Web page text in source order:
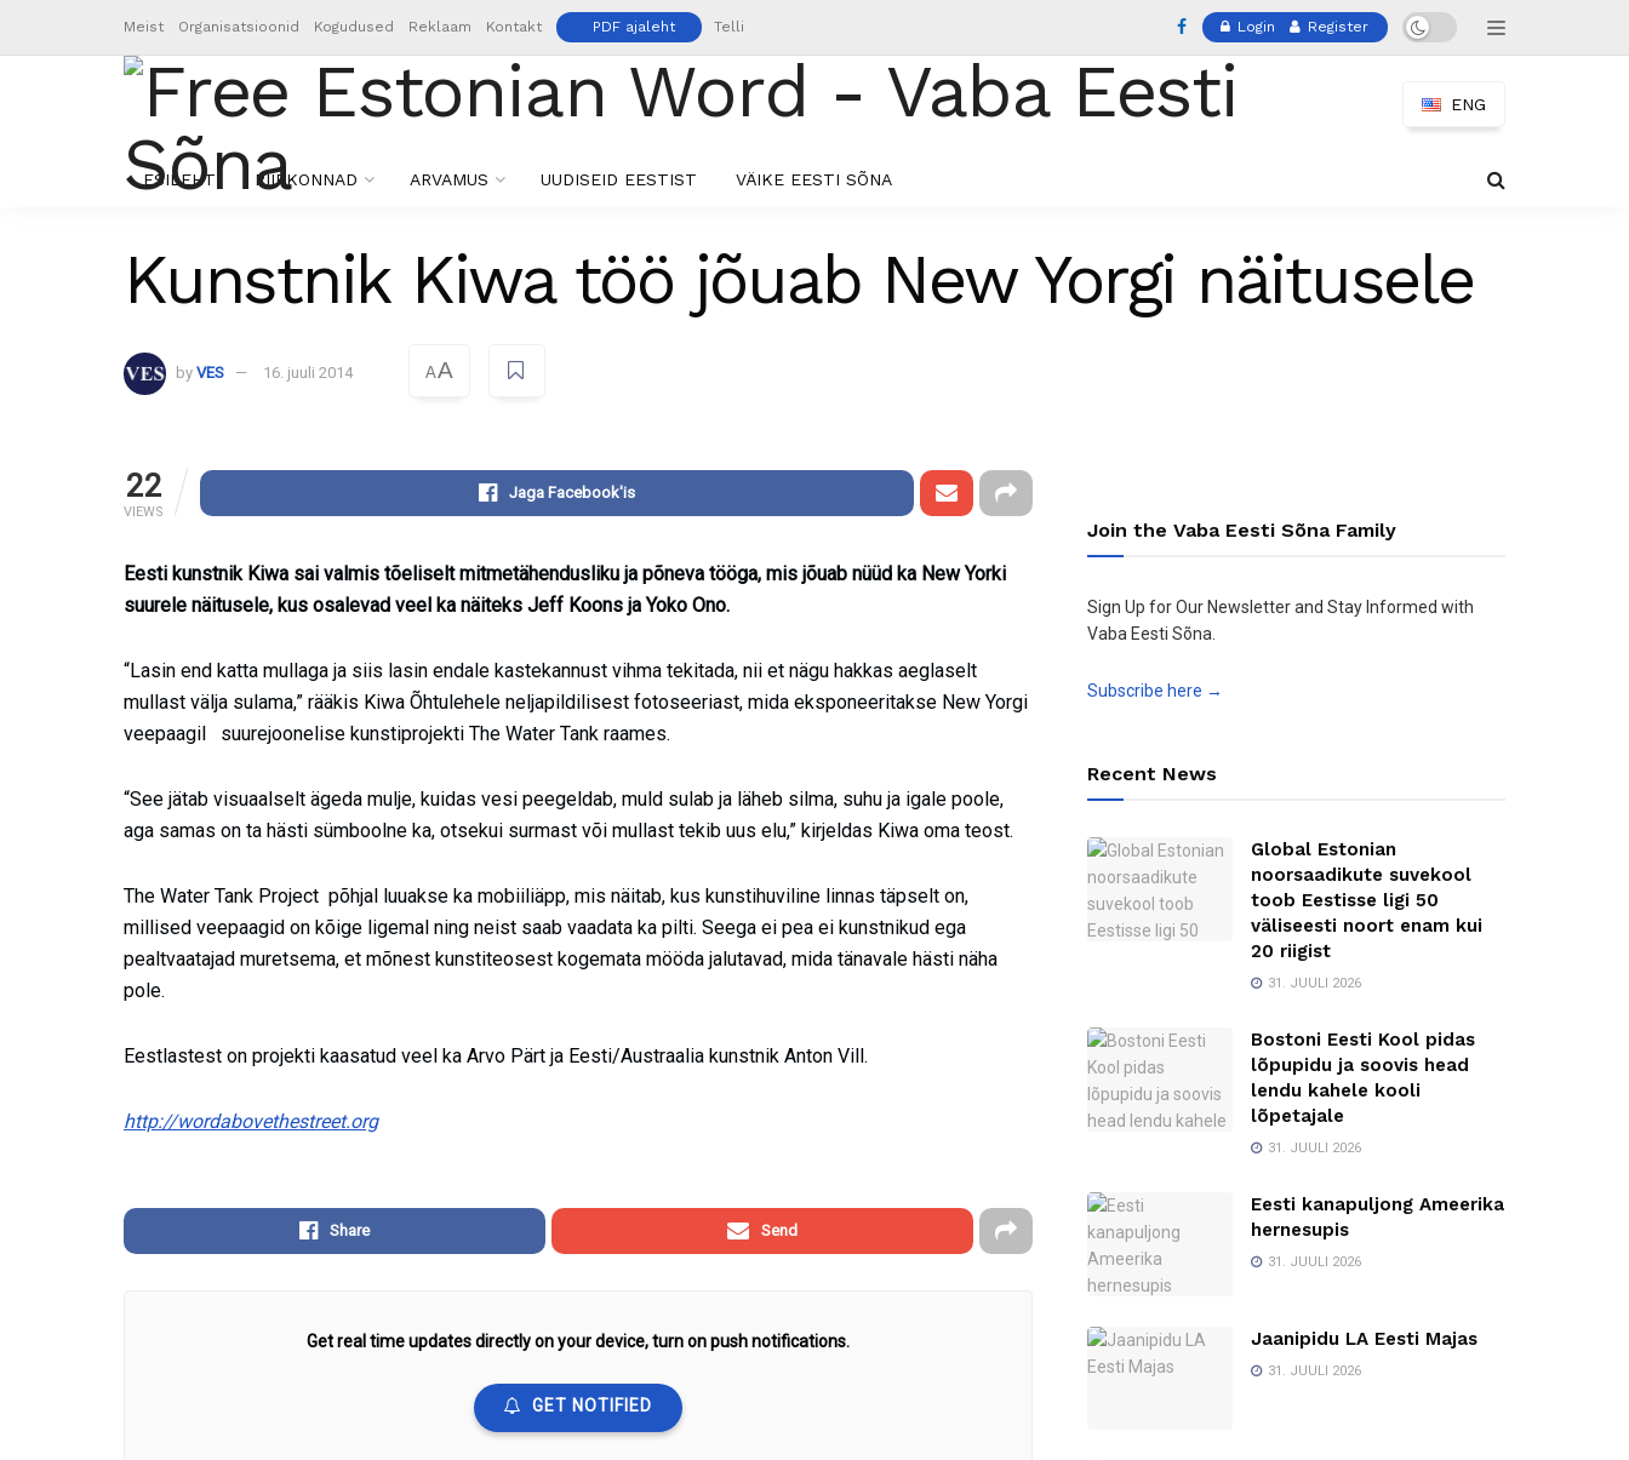
Meist Organisatsioonid Kogudused Reklaam Kontakt PDF ajaleht Telli Login Register
ENG
ESILEHT PIIRKONNAD ARVAMUS UUDISEID EESTIST VÄIKE EESTI SÕNA
Kunstnik Kiwa töö jõuab New Yorgi näitusele
by VES 16. juuli 2014 AA
22
VIEWS
Jaga Facebook'is
Eesti kunstnik Kiwa sai valmis tõeliselt mitmetähendusliku ja põneva tööga, mis jõuab nüüd ka New Yorki
suurele näitusele, kus osalevad veel ka näiteks Jeff Koons ja Yoko Ono.
“Lasin end katta mullaga ja siis lasin endale kastekannust vihma tekitada, nii et nägu hakkas aeglaselt
mullast välja sulama,” rääkis Kiwa Õhtulehele neljapildilisest fotoseeriast, mida eksponeeritakse New Yorgi
veepaagil suurejoonelise kunstiprojekti The Water Tank raames.
“See jätab visuaalselt ägeda mulje, kuidas vesi peegeldab, muld sulab ja läheb silma, suhu ja igale poole,
aga samas on ta hästi sümboolne ka, otsekui surmast või mullast tekib uus elu,” kirjeldas Kiwa oma teost.
The Water Tank Project põhjal luuakse ka mobiiliäpp, mis näitab, kus kunstihuviline linnas täpselt on,
millised veepaagid on kõige ligemal ning neist saab vaadata ka pilti. Seega ei pea ei kunstnikud ega
pealtvaatajad muretsema, et mõnest kunstiteosest kogemata mööda jalutavad, mida tänavale hästi näha
pole.
Eestlastest on projekti kaasatud veel ka Arvo Pärt ja Eesti/Austraalia kunstnik Anton Vill.
http://wordabovethestreet.org
Share Send
Get real time updates directly on your device, turn on push notifications.
GET NOTIFIED
Join the Vaba Eesti Sõna Family
Sign Up for Our Newsletter and Stay Informed with
Vaba Eesti Sõna.
Subscribe here →
Recent News
Global Estonian
noorsaadikute suvekool
toob Eestisse ligi 50
väliseesti noort enam kui
20 riigist
31. JUULI 2026
Bostoni Eesti Kool pidas
lõpupidu ja soovis head
lendu kahele kooli
lõpetajale
31. JUULI 2026
Eesti kanapuljong Ameerika
hernesupis
31. JUULI 2026
Jaanipidu LA Eesti Majas
31. JUULI 2026